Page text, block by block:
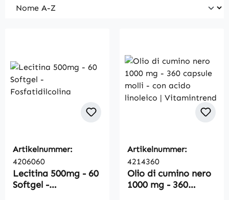
Artikelnummer:
4206060
Lecitina 500mg - 60
Softgel -
Artikelnummer:
4214360
Olio di cumino nero
1000 mg - 360